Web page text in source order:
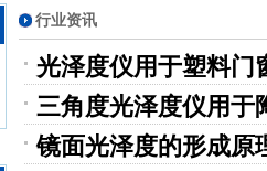
行业资讯
光泽度仪用于塑料门
三角度光泽度仪用于
镜面光泽度的形成原